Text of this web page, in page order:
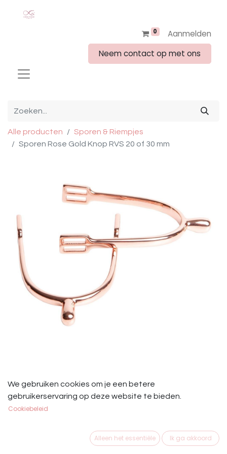
0
Aanmelden
Neem contact op met ons
Alle producten
Sporen & Riempjes
Sporen Rose Gold Knop RVS 20 of 30 mm
Sporen Rose Gold Knop RVS 20 of
30 mm
HH Sporen Rose Gold Knop RVS
We gebruiken cookies om je een betere
gebruikerservaring op deze website te bieden.
Cookiebeleid
Alleen het essentiële Ik ga akkoord